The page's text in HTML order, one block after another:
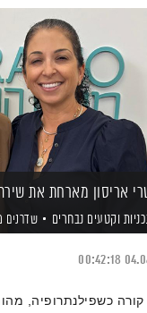
אריסון מארחת את שירה
וקטעים נבחרים שדרנים
00:42:18
כשפילנתרופיה,